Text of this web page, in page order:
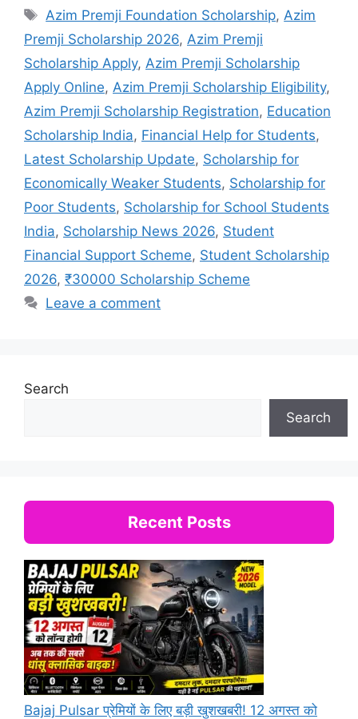
Tags
Azim Premji Foundation Scholarship, Azim
Premji Scholarship 2026, Azim Premji
Scholarship Apply, Azim Premji Scholarship
Apply Online, Azim Premji Scholarship Eligibility,
Azim Premji Scholarship Registration, Education
Scholarship India, Financial Help for Students,
Latest Scholarship Update, Scholarship for
Economically Weaker Students, Scholarship for
Poor Students, Scholarship for School Students
India, Scholarship News 2026, Student
Financial Support Scheme, Student Scholarship
2026, ₹30000 Scholarship Scheme
Leave a comment
Search
Search
Recent Posts
Bajaj Pulsar प्रेमियों के लिए बड़ी खुशखबरी! 12 अगस्त को